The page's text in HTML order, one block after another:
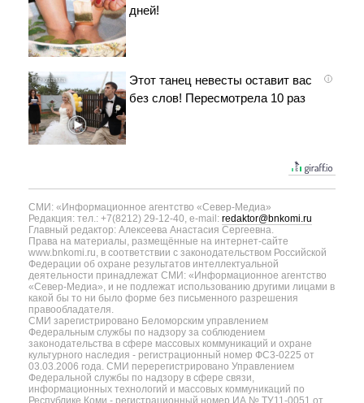
дней!
i
Этот танец невесты оставит вас
без слов! Пересмотрела 10 раз
СМИ: «Информационное агентство «Север-Медиа»
Редакция: тел.: +7(8212) 29-12-40, e-mail: redaktor@bnkomi.ru
Главный редактор: Алексеева Анастасия Сергеевна.
Права на материалы, размещённые на интернет-сайте
www.bnkomi.ru, в соответствии с законодательством Российской
Федерации об охране результатов интеллектуальной
деятельности принадлежат СМИ: «Информационное агентство
«Север-Медиа», и не подлежат использованию другими лицами в
какой бы то ни было форме без письменного разрешения
правообладателя.
СМИ зарегистрировано Беломорским управлением
Федеральным службы по надзору за соблюдением
законодательства в сфере массовых коммуникаций и охране
культурного наследия - регистрационный номер ФС3-0225 от
03.03.2006 года. СМИ перерегистрировано Управлением
Федеральной службы по надзору в сфере связи,
информационных технологий и массовых коммуникаций по
Республике Коми - регистрационный номер ИА № ТУ11-0051 от